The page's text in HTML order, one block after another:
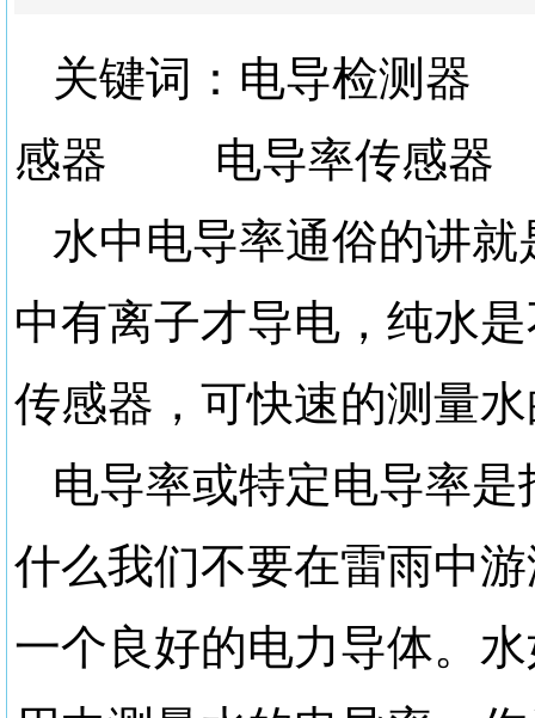
关键词：电导检
感器 电导率传感器
水中电导率通俗的讲
中有离子才导电，纯水
传感器，可快速的测量
电导率或特定电导率
什么我们不要在雷雨中
一个良好的电力导体。